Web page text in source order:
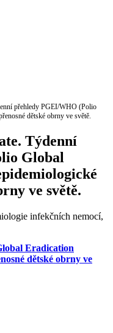
přehledy PGEI/WHO (Polio
dětské obrny ve světě.
Týdenní
Global
ve světě.
infekčních nemocí,
Eradication
dětské obrny ve